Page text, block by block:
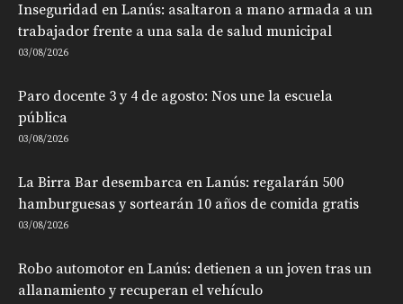
Inseguridad en Lanús: asaltaron a mano armada a un
trabajador frente a una sala de salud municipal
03/08/2026
Paro docente 3 y 4 de agosto: Nos une la escuela
pública
03/08/2026
La Birra Bar desembarca en Lanús: regalarán 500
hamburguesas y sortearán 10 años de comida gratis
03/08/2026
Robo automotor en Lanús: detienen a un joven tras un
allanamiento y recuperan el vehículo